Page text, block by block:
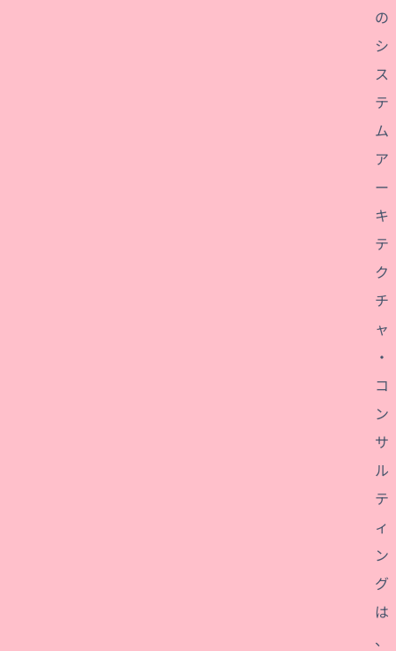
の
シ
ス
テ
ム
ア
ー
キ
テ
ク
チ
ャ
・
コ
ン
サ
ル
テ
ィ
ン
グ
は
、